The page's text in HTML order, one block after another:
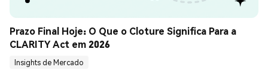
Prazo Final Hoje: O Que o Cloture Significa Para a
CLARITY Act em 2026
Insights de Mercado